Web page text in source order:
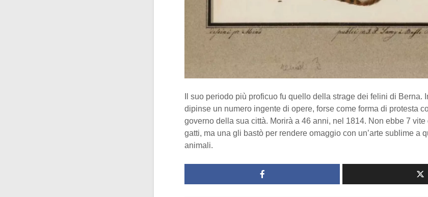
Il suo periodo più proficuo fu quello della strage dei felini di Berna.
dipinse un numero ingente di opere, forse come forma di protesta
governo della sua città. Morirà a 46 anni, nel 1814. Non ebbe 7 vite
gatti, ma una gli bastò per rendere omaggio con un’arte sublime a
animali.